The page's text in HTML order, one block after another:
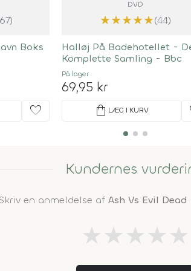
Boks
favorite
DVD
★★★★★(44)
Halløj På Badehotellet -
Komplette Samling - Bbc
På lager
69,95 kr
shopping_bag LÆG I KURV
Kundernes
en anmeldelse af Ash Vs Evil
★★★★★